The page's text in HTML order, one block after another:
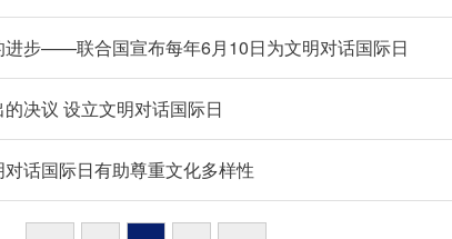
进步——联合国宣布每年6月10日为文明对话国际日
决议 设立文明对话国际日
话国际日有助尊重文化多样性